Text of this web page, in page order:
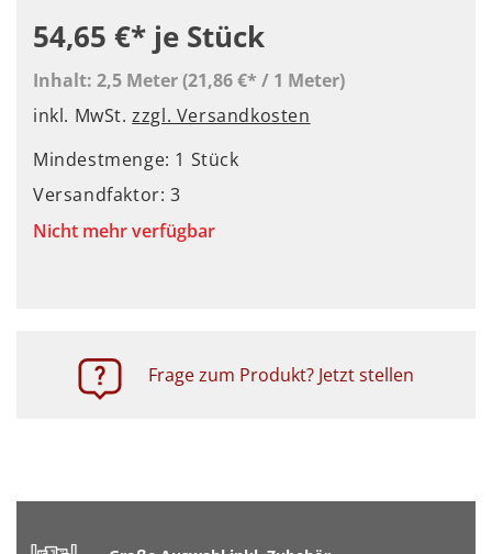
54,65 €* je Stück
Inhalt: 2,5 Meter(21,86 €* / 1 Meter)
inkl. MwSt.zzgl. Versandkosten
Mindestmenge: 1 Stück
Versandfaktor: 3
Nicht mehr verfügbar
Frage zum Produkt? Jetzt stellen